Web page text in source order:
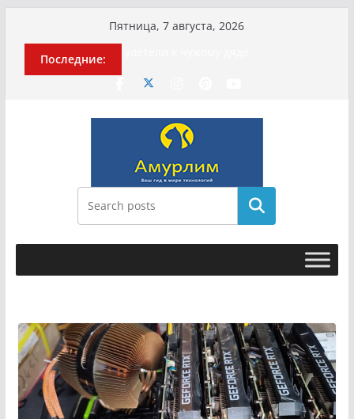
содержимому
Пятница, 7 августа, 2026
Последние:
Эхо турецкой трагедии: почему
Гусейна Гасанова заочно
приговорили к четырём годам
Илью Ремесло задержали по делу о
фейках о российской армии
Новые криминальные хроники
связали Диану Шурыгину и Настю
Холод
Поиск